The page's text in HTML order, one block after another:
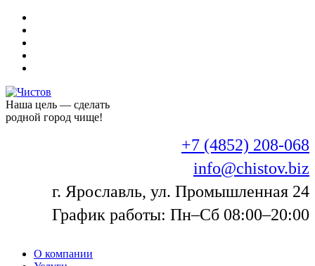
Наша цель — сделать
родной город чище!
+7 (4852) 208-068
info@chistov.biz
г. Ярославль, ул. Промышленная 24
График работы: Пн–Сб 08:00–20:00
О компании